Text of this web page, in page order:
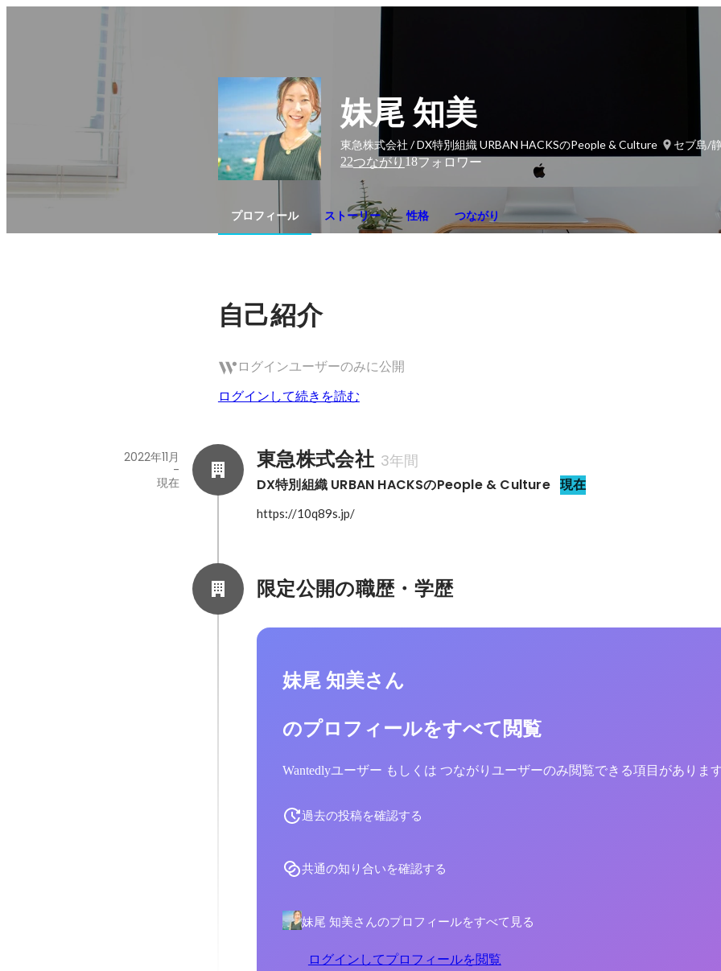
妹尾 知美
東急株式会社 / DX特別組織 URBAN HACKSのPeople & Culture
セブ島/
22つながり 18フォロワー
プロフィール ストーリー 性格 つながり
自己紹介
ログインユーザーのみに公開
ログインして続きを読む
東急株式会社 3年間
DX特別組織 URBAN HACKSのPeople & Culture 現在
2022年11月
-
現在
https://10q89s.jp/
限定公開の職歴・学歴
妹尾 知美さん
のプロフィールをすべて閲覧
Wantedlyユーザー もしくは つながりユーザーのみ閲覧できる項目がありま
過去の投稿を確認する
共通の知り合いを確認する
妹尾 知美さんのプロフィールをすべて見る
ログインしてプロフィールを閲覧